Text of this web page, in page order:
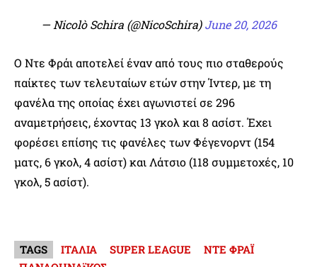
— Nicolò Schira (@NicoSchira)June 20, 2026
Ο Ντε Φράι αποτελεί έναν από τους πιο σταθερούς
παίκτες των τελευταίων ετών στην Ίντερ, με τη
φανέλα της οποίας έχει αγωνιστεί σε 296
αναμετρήσεις, έχοντας 13 γκολ και 8 ασίστ. Έχει
φορέσει επίσης τις φανέλες των Φέγενορντ (154
ματς, 6 γκολ, 4 ασίστ) και Λάτσιο (118 συμμετοχές, 10
γκολ, 5 ασίστ).
TAGS ΙΤΑΛΙΑ SUPER LEAGUE
ΝΤΕ ΦΡΑΪ